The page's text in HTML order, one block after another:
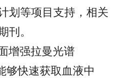
划等项目支持，相关
刊。
增强拉曼光谱
够快速获取血液中